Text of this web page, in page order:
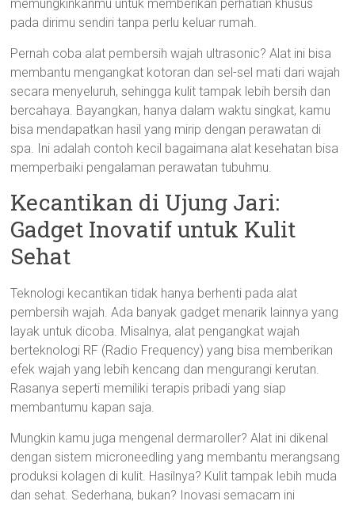
memungkinkanmu untuk memberikan perhatian khusus
pada dirimu sendiri tanpa perlu keluar rumah.
Pernah coba alat pembersih wajah ultrasonic? Alat ini bisa
membantu mengangkat kotoran dan sel-sel mati dari wajah
secara menyeluruh, sehingga kulit tampak lebih bersih dan
bercahaya. Bayangkan, hanya dalam waktu singkat, kamu
bisa mendapatkan hasil yang mirip dengan perawatan di
spa. Ini adalah contoh kecil bagaimana alat kesehatan bisa
memperbaiki pengalaman perawatan tubuhmu.
Kecantikan di Ujung Jari:
Gadget Inovatif untuk Kulit
Sehat
Teknologi kecantikan tidak hanya berhenti pada alat
pembersih wajah. Ada banyak gadget menarik lainnya yang
layak untuk dicoba. Misalnya, alat pengangkat wajah
berteknologi RF (Radio Frequency) yang bisa memberikan
efek wajah yang lebih kencang dan mengurangi kerutan.
Rasanya seperti memiliki terapis pribadi yang siap
membantumu kapan saja.
Mungkin kamu juga mengenal dermaroller? Alat ini dikenal
dengan sistem microneedling yang membantu merangsang
produksi kolagen di kulit. Hasilnya? Kulit tampak lebih muda
dan sehat. Sederhana, bukan? Inovasi semacam ini